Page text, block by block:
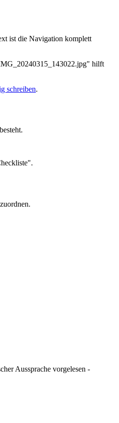
ist die Navigation komplett
hilft
schreiben.
Aussprache vorgelesen -